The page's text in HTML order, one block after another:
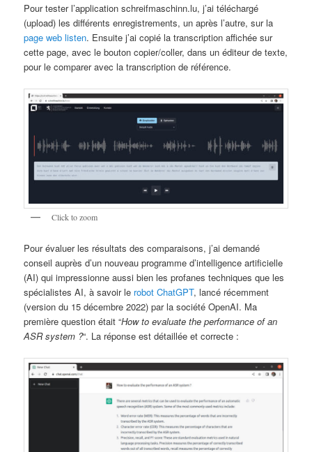
Pour tester l’application schreifmaschinn.lu, j’ai téléchargé
(upload) les différents enregistrements, un après l’autre, sur la
page web listen. Ensuite j’ai copié la transcription affichée sur
cette page, avec le bouton copier/coller, dans un éditeur de texte,
pour le comparer avec la transcription de référence.
Click to zoom
Pour évaluer les résultats des comparaisons, j’ai demandé
conseil auprès d’un nouveau programme d’intelligence artificielle
(AI) qui impressionne aussi bien les profanes techniques que les
spécialistes AI, à savoir le robot ChatGPT, lancé récemment
(version du 15 décembre 2022) par la société OpenAI. Ma
première question était “How to evaluate the performance of an
ASR system ?“. La réponse est détaillée et correcte :